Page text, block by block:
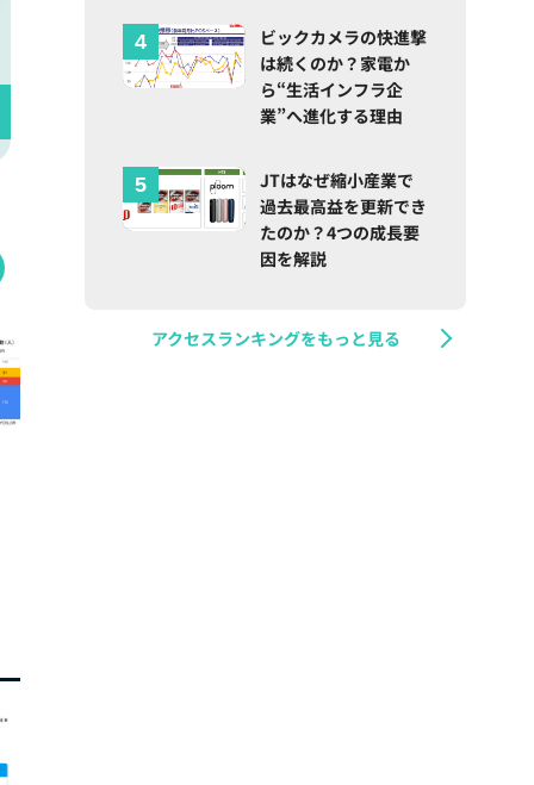
ビックカメラの快進撃
は続くのか？家電か
ら“生活インフラ企
業”へ進化する理由
JTはなぜ縮小産業で
過去最高益を更新でき
たのか？4つの成長要
因を解説
アクセスランキングをもっと見る